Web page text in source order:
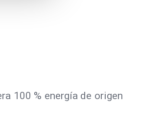
100 % energía de origen